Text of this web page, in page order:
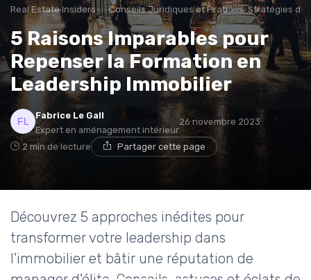
Real Estate Insiders Conseils Juridiques et Pratiques Stratégies
5 Raisons Imparables pour
Repenser la Formation en
Leadership Immobilier
Fabrice Le Gall
Expert en aménagement intérieur
26 novembre 2023
2 min de lecture Partager cette page
Découvrez 5 approches inédites pour
transformer votre leadership dans
l'immobilier et bâtir une réputation de